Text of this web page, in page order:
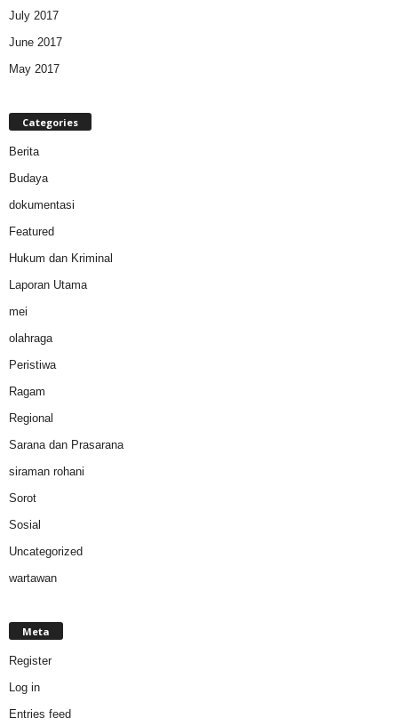
July 2017
June 2017
May 2017
Categories
Berita
Budaya
dokumentasi
Featured
Hukum dan Kriminal
Laporan Utama
mei
olahraga
Peristiwa
Ragam
Regional
Sarana dan Prasarana
siraman rohani
Sorot
Sosial
Uncategorized
wartawan
Meta
Register
Log in
Entries feed